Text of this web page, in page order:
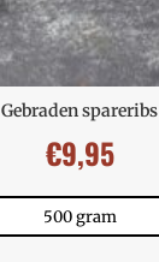
Gebraden spareribs
€9,95
500 gram